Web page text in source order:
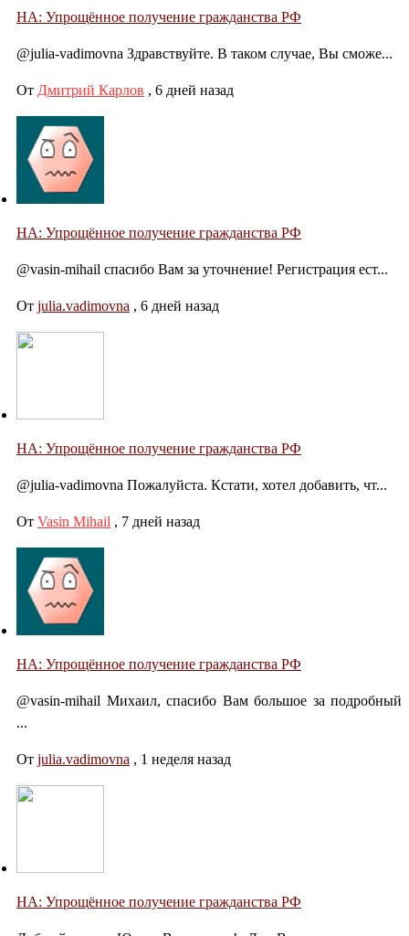
НА: Упрощённое получение гражданства РФ
@julia-vadimovna Здравствуйте. В таком случае, Вы сможе...
От Дмитрий Карлов , 6 дней назад
НА: Упрощённое получение гражданства РФ
@vasin-mihail спасибо Вам за уточнение! Регистрация ест...
От julia.vadimovna , 6 дней назад
НА: Упрощённое получение гражданства РФ
@julia-vadimovna Пожалуйста. Кстати, хотел добавить, чт...
От Vasin Mihail , 7 дней назад
НА: Упрощённое получение гражданства РФ
@vasin-mihail Михаил, спасибо Вам большое за подробный
...
От julia.vadimovna , 1 неделя назад
НА: Упрощённое получение гражданства РФ